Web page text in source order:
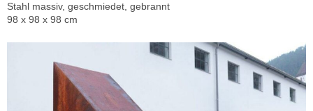
Stahl massiv, geschmiedet, gebrannt
98 x 98 x 98 cm